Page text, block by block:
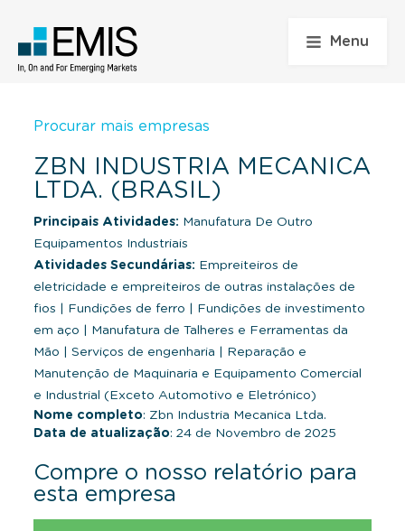
Menu
Procurar mais empresas
ZBN INDUSTRIA MECANICA
LTDA. (BRASIL)
Principais Atividades: Manufatura De Outro
Equipamentos Industriais
Atividades Secundárias: Empreiteiros de
eletricidade e empreiteiros de outras instalações de
fios
Fundições de ferro
Fundições de investimento
em aço
Manufatura de Talheres e Ferramentas da
Mão
Serviços de engenharia
Reparação e
Manutenção de Maquinaria e Equipamento Comercial
e Industrial (Exceto Automotivo e Eletrónico)
Nome completo: Zbn Industria Mecanica Ltda.
Data de atualização: 24 de Novembro de 2025
Compre o nosso relatório para
esta empresa